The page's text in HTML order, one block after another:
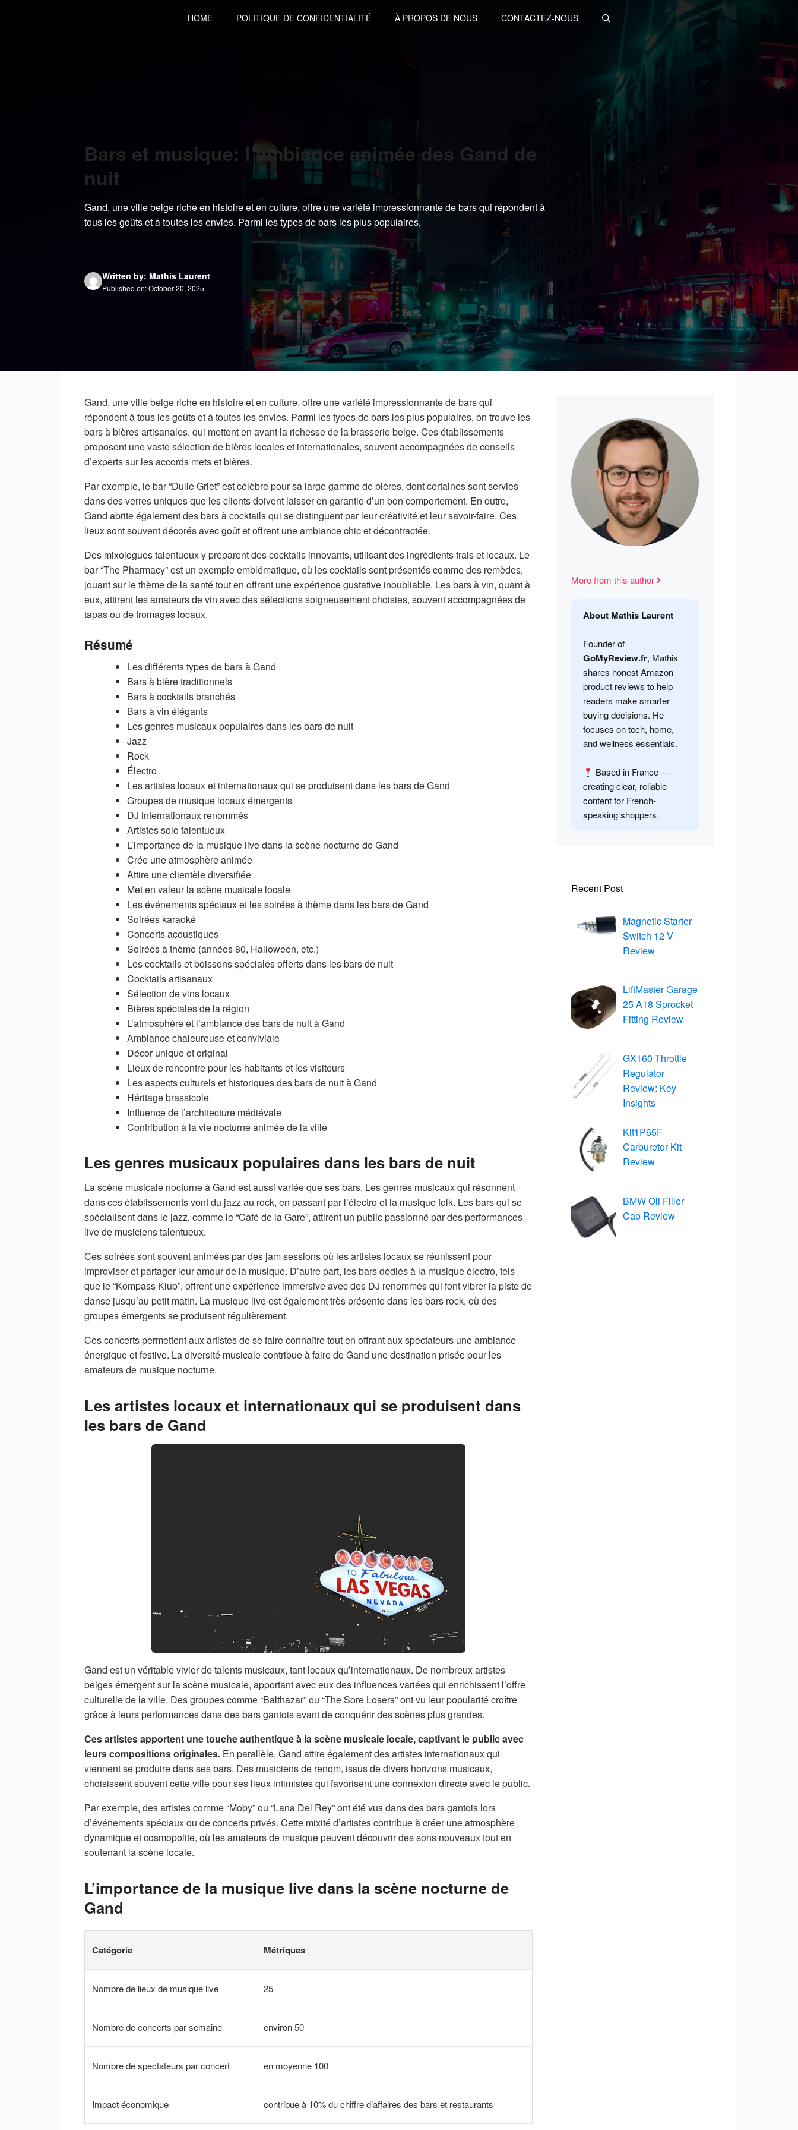
HOME POLITIQUE DE CONFIDENTIALITÉ À PROPOS DE NOUS CONTACTEZ-NOUS
Bars et musique: l’ambiance animée des Gand de
nuit
Gand, une ville belge riche en histoire et en culture, offre une variété impressionnante de bars qui répondent à
tous les goûts et à toutes les envies. Parmi les types de bars les plus populaires,
Written by: Mathis Laurent
Published on: October 20, 2025
Gand, une ville belge riche en histoire et en culture, offre une variété impressionnante de bars qui
répondent à tous les goûts et à toutes les envies. Parmi les types de bars les plus populaires, on trouve les
bars à bières artisanales, qui mettent en avant la richesse de la brasserie belge. Ces établissements
proposent une vaste sélection de bières locales et internationales, souvent accompagnées de conseils
d’experts sur les accords mets et bières.
Par exemple, le bar “Dulle Griet” est célèbre pour sa large gamme de bières, dont certaines sont servies
dans des verres uniques que les clients doivent laisser en garantie d’un bon comportement. En outre,
Gand abrite également des bars à cocktails qui se distinguent par leur créativité et leur savoir-faire. Ces
lieux sont souvent décorés avec goût et offrent une ambiance chic et décontractée.
Des mixologues talentueux y préparent des cocktails innovants, utilisant des ingrédients frais et locaux. Le
bar “The Pharmacy” est un exemple emblématique, où les cocktails sont présentés comme des remèdes,
jouant sur le thème de la santé tout en offrant une expérience gustative inoubliable. Les bars à vin, quant à
eux, attirent les amateurs de vin avec des sélections soigneusement choisies, souvent accompagnées de
tapas ou de fromages locaux.
Résumé
Les différents types de bars à Gand
Bars à bière traditionnels
Bars à cocktails branchés
Bars à vin élégants
Les genres musicaux populaires dans les bars de nuit
Jazz
Rock
Électro
Les artistes locaux et internationaux qui se produisent dans les bars de Gand
Groupes de musique locaux émergents
DJ internationaux renommés
Artistes solo talentueux
L’importance de la musique live dans la scène nocturne de Gand
Crée une atmosphère animée
Attire une clientèle diversifiée
Met en valeur la scène musicale locale
Les événements spéciaux et les soirées à thème dans les bars de Gand
Soirées karaoké
Concerts acoustiques
Soirées à thème (années 80, Halloween, etc.)
Les cocktails et boissons spéciales offerts dans les bars de nuit
Cocktails artisanaux
Sélection de vins locaux
Bières spéciales de la région
L’atmosphère et l’ambiance des bars de nuit à Gand
Ambiance chaleureuse et conviviale
Décor unique et original
Lieux de rencontre pour les habitants et les visiteurs
Les aspects culturels et historiques des bars de nuit à Gand
Héritage brassicole
Influence de l’architecture médiévale
Contribution à la vie nocturne animée de la ville
Les genres musicaux populaires dans les bars de nuit
La scène musicale nocturne à Gand est aussi variée que ses bars. Les genres musicaux qui résonnent
dans ces établissements vont du jazz au rock, en passant par l’électro et la musique folk. Les bars qui se
spécialisent dans le jazz, comme le “Café de la Gare”, attirent un public passionné par des performances
live de musiciens talentueux.
Ces soirées sont souvent animées par des jam sessions où les artistes locaux se réunissent pour
improviser et partager leur amour de la musique. D’autre part, les bars dédiés à la musique électro, tels
que le “Kompass Klub”, offrent une expérience immersive avec des DJ renommés qui font vibrer la piste de
danse jusqu’au petit matin. La musique live est également très présente dans les bars rock, où des
groupes émergents se produisent régulièrement.
Ces concerts permettent aux artistes de se faire connaître tout en offrant aux spectateurs une ambiance
énergique et festive. La diversité musicale contribue à faire de Gand une destination prisée pour les
amateurs de musique nocturne.
Les artistes locaux et internationaux qui se produisent dans
les bars de Gand
Gand est un véritable vivier de talents musicaux, tant locaux qu’internationaux. De nombreux artistes
belges émergent sur la scène musicale, apportant avec eux des influences variées qui enrichissent l’offre
culturelle de la ville. Des groupes comme “Balthazar” ou “The Sore Losers” ont vu leur popularité croître
grâce à leurs performances dans des bars gantois avant de conquérir des scènes plus grandes.
Ces artistes apportent une touche authentique à la scène musicale locale, captivant le public avec
leurs compositions originales. En parallèle, Gand attire également des artistes internationaux qui
viennent se produire dans ses bars. Des musiciens de renom, issus de divers horizons musicaux,
choisissent souvent cette ville pour ses lieux intimistes qui favorisent une connexion directe avec le public.
Par exemple, des artistes comme “Moby” ou “Lana Del Rey” ont été vus dans des bars gantois lors
d’événements spéciaux ou de concerts privés. Cette mixité d’artistes contribue à créer une atmosphère
dynamique et cosmopolite, où les amateurs de musique peuvent découvrir des sons nouveaux tout en
soutenant la scène locale.
L’importance de la musique live dans la scène nocturne de
Gand
Catégorie Métriques
Nombre de lieux de musique live 25
Nombre de concerts par semaine environ 50
Nombre de spectateurs par concert en moyenne 100
Impact économique contribue à 10% du chiffre d’affaires des bars et restaurants
More from this author
About Mathis Laurent
Founder of
GoMyReview.fr, Mathis
shares honest Amazon
product reviews to help
readers make smarter
buying decisions. He
focuses on tech, home,
and wellness essentials.
Based in France —
creating clear, reliable
content for French-
speaking shoppers.
Recent Post
Magnetic Starter
Switch 12 V
Review
LiftMaster Garage
25 A18 Sprocket
Fitting Review
GX160 Throttle
Regulator
Review: Key
Insights
Kit1P65F
Carburetor Kit
Review
BMW Oil Filler
Cap Review